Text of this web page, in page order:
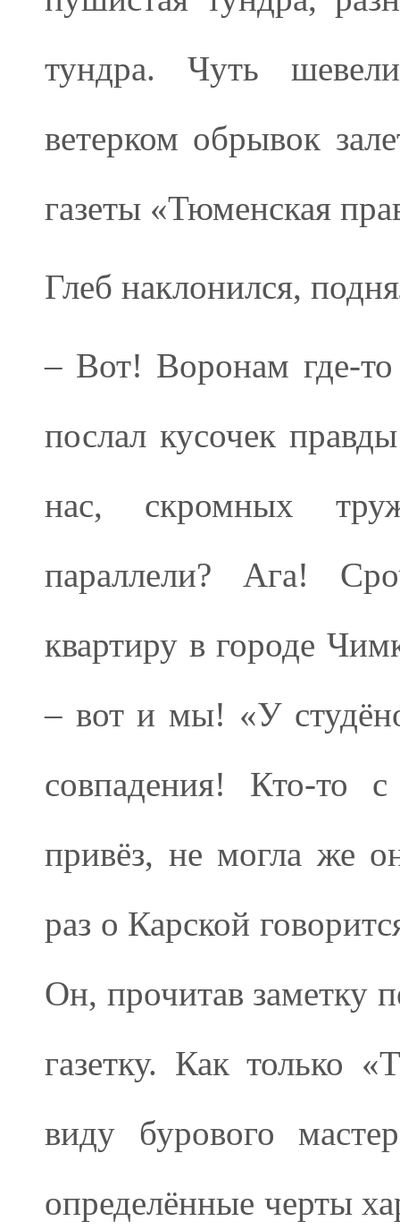
тундра. Чуть
ветерком обрывок
газеты «Тюменская
Глеб наклонился,
– Вот! Воронам где-
послал кусочек
нас, скромных
параллели? Ага!
квартиру в городе
– вот и мы! «У
совпадения! Кто-то
привёз, не могла же
раз о Карской
Он, прочитав заметку
газетку. Как только
виду бурового
определённые черты